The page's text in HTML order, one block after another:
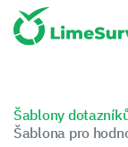
Šablony
Šablona pro